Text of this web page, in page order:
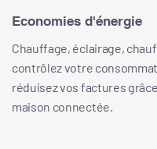
Economies d'énergie
Chauffage, éclairage,
contrôlez votre
réduisez vos factures
maison connectée.